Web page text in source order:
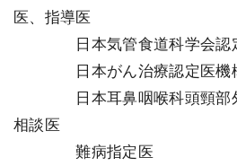
医、指導医
日本気管食道科学会
日本がん治療認定医
日本耳鼻咽喉科頭頸
相談医
＿＿＿＿難病指定医